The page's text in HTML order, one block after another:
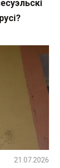
21.07.2026